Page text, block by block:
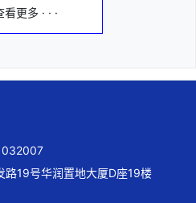
看更多 · · ·
路19号华润置地大厦D座19楼